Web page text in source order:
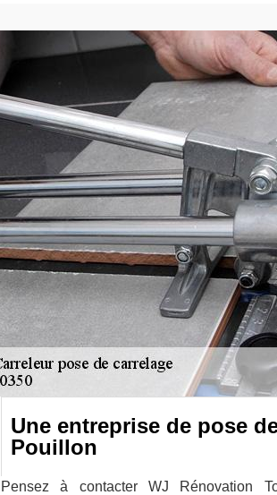
Une entreprise de pose
Pouillon
Pensez à contacter WJ Rénovation